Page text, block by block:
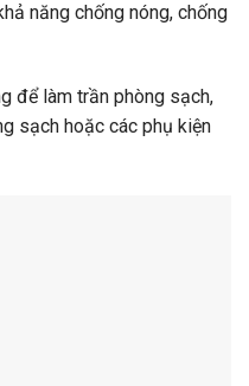
năng chống nóng, chống
để làm trần phòng sạch,
sạch hoặc các phụ kiện